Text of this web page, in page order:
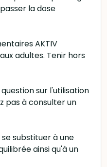
la dose
AKTIV
adultes. Tenir hors
sur l'utilisation
pas à consulter un
substituer à une
ainsi qu'à un